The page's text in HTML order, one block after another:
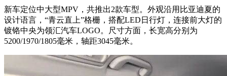
新车定位中大型MPV，共推出2款车型。外观沿用比亚迪夏的
设计语言，“青云直上”格栅，搭配LED日行灯，连接前大灯的
镀铬中央为领汇汽车LOGO。尺寸方面，长宽高分别为
5200/1970/1805毫米，轴距3045毫米。